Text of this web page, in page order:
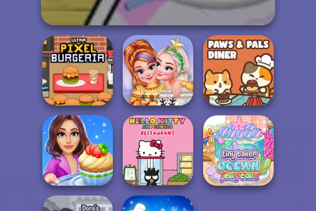
Ultra Pixel
Burgeria
New Christmas
Sweater Design
Paws & Pals
Diner